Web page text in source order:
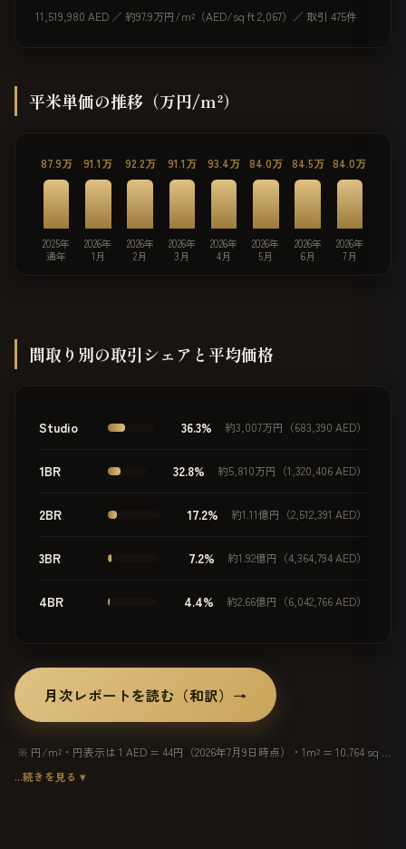
11,519,980 AED ／ 約97.9万円/m²（AED/sq ft 2,067）／ 取引 475件
平米単価の推移（万円/m²）
87.9万
2025年
通年
91.1万
2026年
1月
92.2万
2026年
2月
91.1万
2026年
3月
93.4万
2026年
4月
84.0万
2026年
5月
84.5万
2026年
6月
84.0万
2026年
7月
間取り別の取引シェアと平均価格
Studio 36.3% 約3,007万円（683,390 AED）
1BR 32.8% 約5,810万円（1,320,406 AED）
2BR 17.2% 約1.11億円（2,512,391 AED）
3BR 7.2% 約1.92億円（4,364,794 AED）
4BR 4.4% 約2.66億円（6,042,766 AED）
月次レポートを読む（和訳）→
※ 円/m²・円表示は 1 AED = 44円（2026年7月9日時点）・1m² = 10.764 sq ft
で換算した参考値です。出典：Property Monitor（propertymonitor.ae）市場
…続きを見る ▾